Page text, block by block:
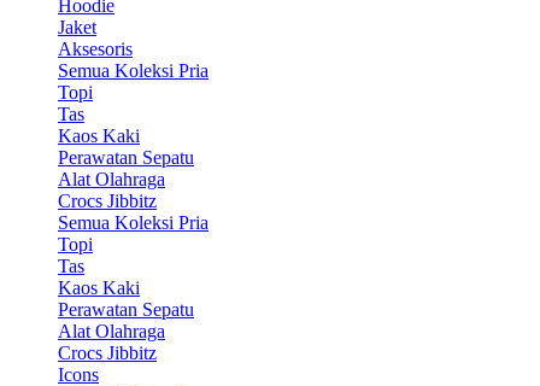
Hoodie
Jaket
Aksesoris
Semua Koleksi Pria
Topi
Tas
Kaos Kaki
Perawatan Sepatu
Alat Olahraga
Crocs Jibbitz
Semua Koleksi Pria
Topi
Tas
Kaos Kaki
Perawatan Sepatu
Alat Olahraga
Crocs Jibbitz
Icons